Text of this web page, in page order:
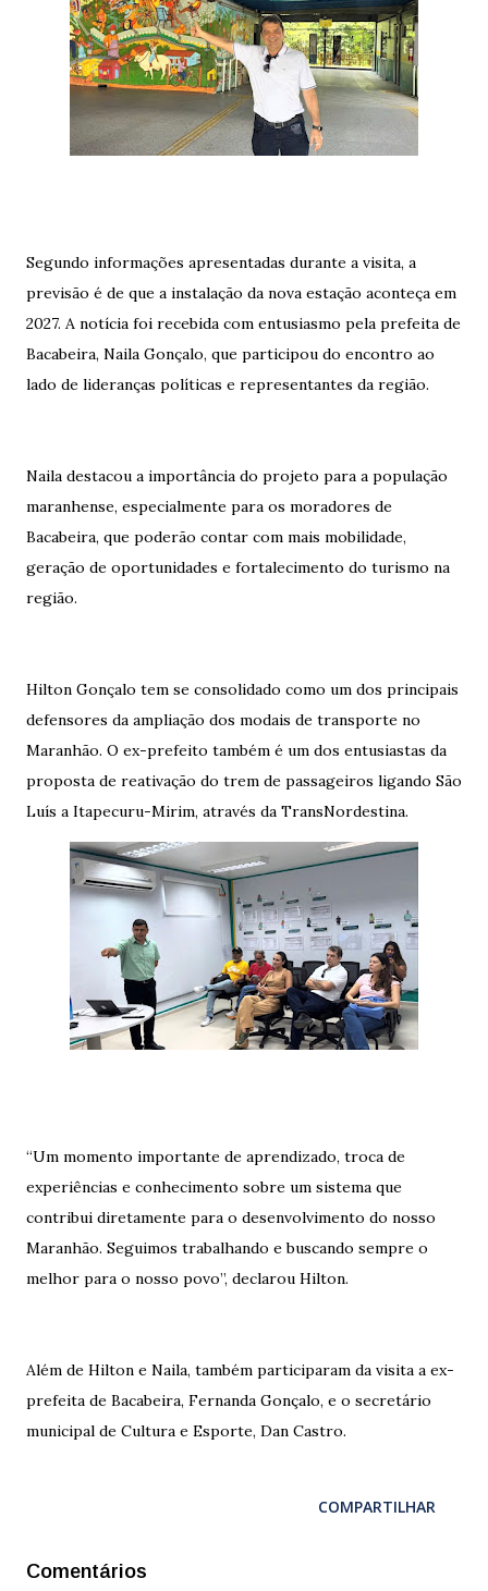
Segundo informações apresentadas durante a visita, a
previsão é de que a instalação da nova estação aconteça em
2027. A notícia foi recebida com entusiasmo pela prefeita de
Bacabeira, Naila Gonçalo, que participou do encontro ao
lado de lideranças políticas e representantes da região.
Naila destacou a importância do projeto para a população
maranhense, especialmente para os moradores de
Bacabeira, que poderão contar com mais mobilidade,
geração de oportunidades e fortalecimento do turismo na
região.
Hilton Gonçalo tem se consolidado como um dos principais
defensores da ampliação dos modais de transporte no
Maranhão. O ex-prefeito também é um dos entusiastas da
proposta de reativação do trem de passageiros ligando São
Luís a Itapecuru-Mirim, através da TransNordestina.
“Um momento importante de aprendizado, troca de
experiências e conhecimento sobre um sistema que
contribui diretamente para o desenvolvimento do nosso
Maranhão. Seguimos trabalhando e buscando sempre o
melhor para o nosso povo”, declarou Hilton.
Além de Hilton e Naila, também participaram da visita a ex-
prefeita de Bacabeira, Fernanda Gonçalo, e o secretário
municipal de Cultura e Esporte, Dan Castro.
COMPARTILHAR
Comentários